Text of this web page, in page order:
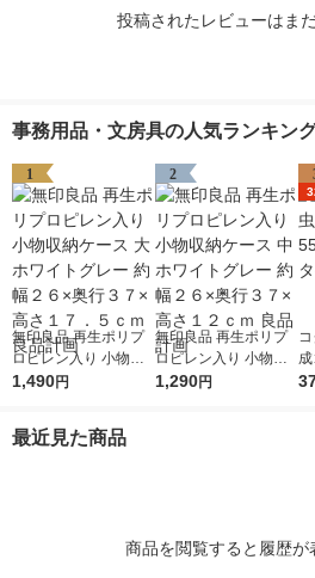
投稿されたレビューはま
事務用品・文房具の人気ランキン
1
無印良品 再生ポリプ
ロピレン入り 小物収
納ケース 大 ホワイト
ｍ 良品計画
1,490円
2
無印良品 再生ポリプ
ロピレン入り 小物収
納ケース 中 ホワイト
1,290円
ト
最近見た商品
商品を閲覧すると履歴が